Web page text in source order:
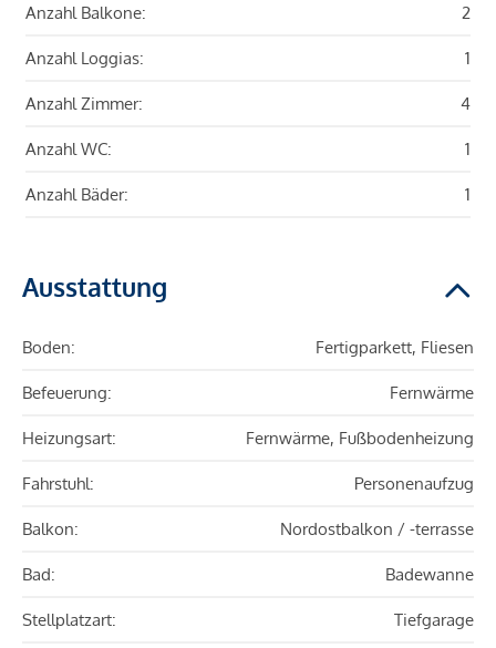
Anzahl Balkone: 2
Anzahl Loggias: 1
Anzahl Zimmer: 4
Anzahl WC: 1
Anzahl Bäder: 1
Ausstattung
Boden: Fertigparkett, Fliesen
Befeuerung: Fernwärme
Heizungsart: Fernwärme, Fußbodenheizung
Fahrstuhl: Personenaufzug
Balkon: Nordostbalkon / -terrasse
Bad: Badewanne
Stellplatzart: Tiefgarage